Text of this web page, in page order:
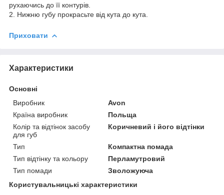
рухаючись до її контурів.
2. Нижню губу прокрасьте від кута до кута.
Приховати
Характеристики
Основні
Виробник
Avon
Країна виробник
Польща
Колір та відтінок засобу
для губ
Коричневий і його відтінки
Тип
Компактна помада
Тип відтінку та кольору
Перламутровий
Тип помади
Зволожуюча
Користувальницькі характеристики